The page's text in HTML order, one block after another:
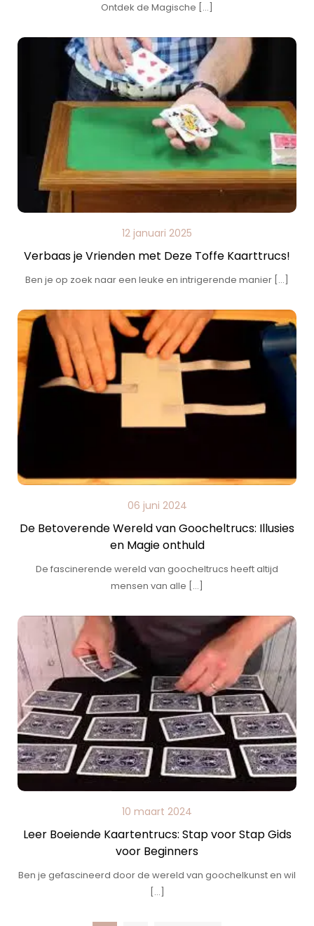
Ontdek de Magische […]
12 januari 2025
Verbaas je Vrienden met Deze Toffe Kaarttrucs!
Ben je op zoek naar een leuke en intrigerende manier […]
06 juni 2024
De Betoverende Wereld van Goocheltrucs: Illusies
en Magie onthuld
De fascinerende wereld van goocheltrucs heeft altijd
mensen van alle […]
10 maart 2024
Leer Boeiende Kaartentrucs: Stap voor Stap Gids
voor Beginners
Ben je gefascineerd door de wereld van goochelkunst en wil
[…]